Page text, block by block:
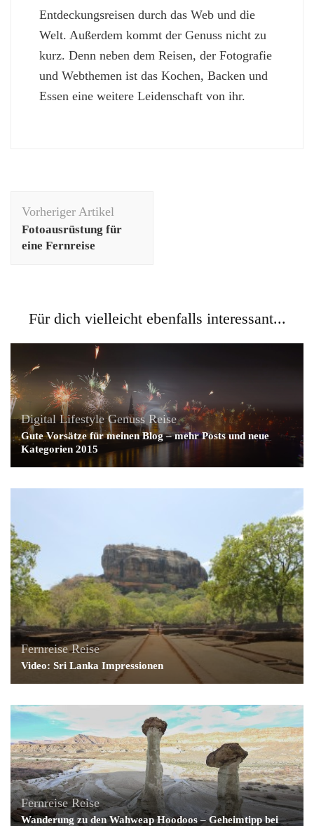
Entdeckungsreisen durch das Web und die
Welt. Außerdem kommt der Genuss nicht zu
kurz. Denn neben dem Reisen, der Fotografie
und Webthemen ist das Kochen, Backen und
Essen eine weitere Leidenschaft von ihr.
Vorheriger Artikel
Fotoausrüstung für
eine Fernreise
Für dich vielleicht ebenfalls interessant...
Digital Lifestyle Genuss Reise
Gute Vorsätze für meinen Blog – mehr Posts und neue
Kategorien 2015
Fernreise Reise
Video: Sri Lanka Impressionen
Fernreise Reise
Wanderung zu den Wahweap Hoodoos – Geheimtipp bei